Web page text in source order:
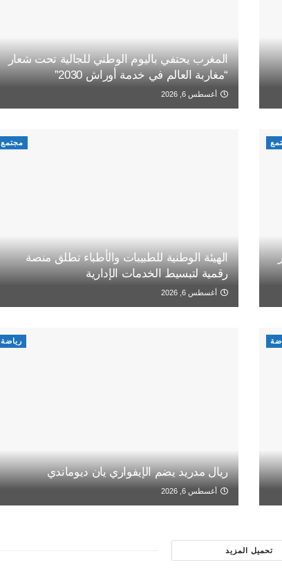
المغرب يحتفي باليوم الوطني للجالية تحت شعار
“مغاربة العالم في خدمة أوراش 2030”
أغسطس 6, 2026
مجتمع
الهيئة الوطنية للطبيبات والأطباء تطلق منصة
رقمية لتبسيط الخدمات الإدارية
أغسطس 6, 2026
رياضة
ريال مدريد يضم الإيفواري يان ديوماندي
أغسطس 6, 2026
تحميل المزيد